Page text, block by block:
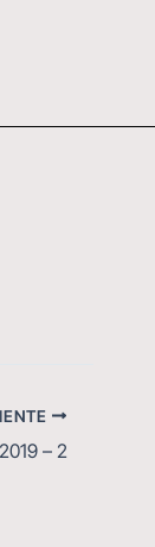
– 2